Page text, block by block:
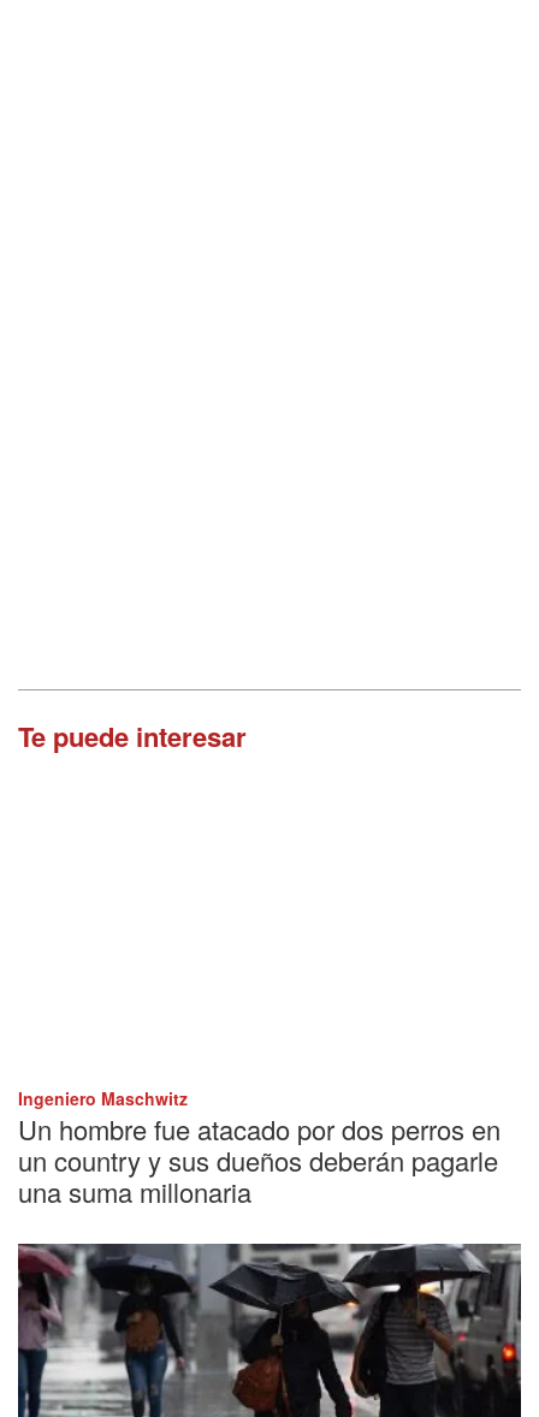
Te puede interesar
Ingeniero Maschwitz
Un hombre fue atacado por dos perros en
un country y sus dueños deberán pagarle
una suma millonaria